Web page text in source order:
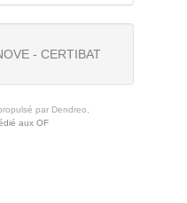
- CERTIBAT
par Dendreo,
aux OF